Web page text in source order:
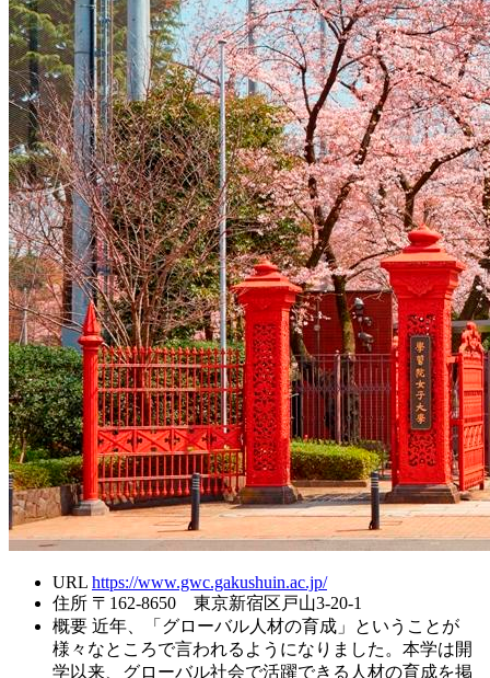
URL https://www.gwc.gakushuin.ac.jp/
住所 〒162-8650 東京新宿区戸山3-20-1
概要 近年、「グローバル人材の育成」ということが
様々なところで言われるようになりました。本学は開
学以来、グローバル社会で活躍できる人材の育成を掲